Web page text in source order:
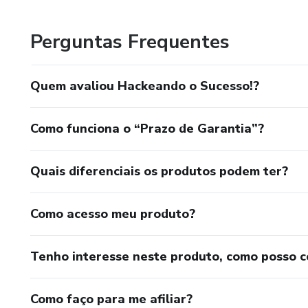
Perguntas Frequentes
Quem avaliou Hackeando o Sucesso!?
Como funciona o “Prazo de Garantia”?
Quais diferenciais os produtos podem ter?
Como acesso meu produto?
Tenho interesse neste produto, como posso
Como faço para me afiliar?